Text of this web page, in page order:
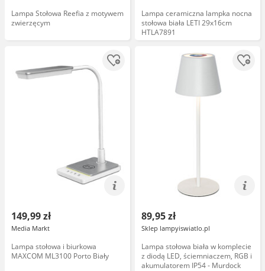
Lampa Stołowa Reefia z motywem
zwierzęcym
Lampa ceramiczna lampka nocna
stołowa biała LETI 29x16cm
HTLA7891
149,99 zł
Media Markt
Lampa stołowa i biurkowa
MAXCOM ML3100 Porto Biały
89,95 zł
Sklep lampyiswiatlo.pl
Lampa stołowa biała w komplecie
z diodą LED, ściemniaczem, RGB i
akumulatorem IP54 - Murdock